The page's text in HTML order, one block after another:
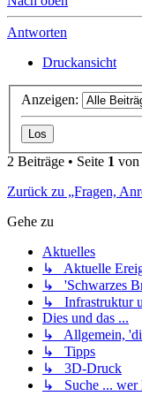
Antworten
Druckansicht
Anzeigen:
2 Beiträge • Seite 1 von
Zurück zu „Fragen,
Gehe zu
Aktuelles
↳ Aktuelle
↳ 'Schwarzes
↳ Infrastruktur
Dies und das ...
↳ Allgemein,
↳ Tipps
↳ 3D-Druck
↳ Suche ... wer